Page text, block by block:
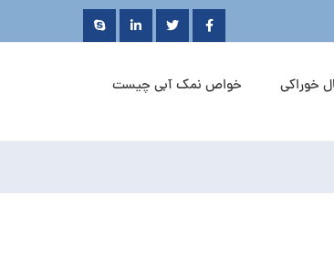
خوراکی خواص نمک آبی چیست